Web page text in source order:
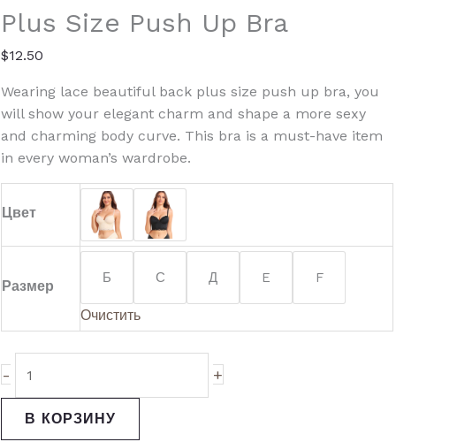
Plus Size Push Up Bra
$12.50
Wearing lace beautiful back plus size push up bra, you
will show your elegant charm and shape a more sexy
and charming body curve. This bra is a must-have item
in every woman’s wardrobe.
Цвет
Размер
Б С Д E F
Очистить
-
Size
Push
Bra
+
В КОРЗИНУ